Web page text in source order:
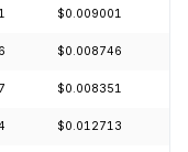
$0.009001
$0.008746
$0.008351
$0.012713